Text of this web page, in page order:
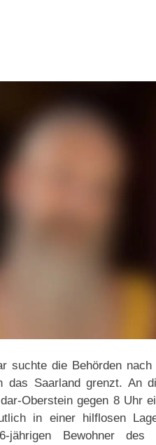
suchte die Behörden
das Saarland grenzt. An
Oberstein gegen 8 Uhr
in einer hilflosen
Bewohner des